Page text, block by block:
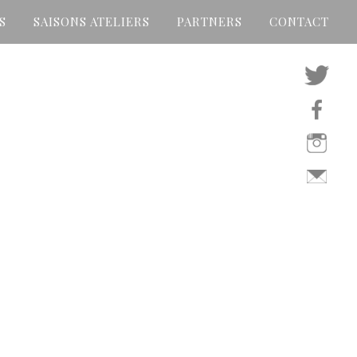
SAISONS ATELIERS PARTNERS CONTACT